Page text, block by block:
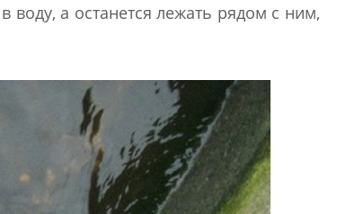
воду, а останется лежать рядом с ним,